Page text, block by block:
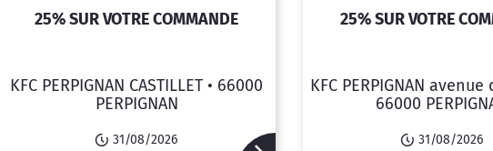
25% SUR VOTRE COMMANDE
KFC PERPIGNAN CASTILLET • 66000
PERPIGNAN
31/08/2026
25% SUR VOTRE
KFC PERPIGNAN avenue
66000
31/08/2026